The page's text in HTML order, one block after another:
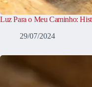
Luz Para o Meu Caminho:
29/07/2024